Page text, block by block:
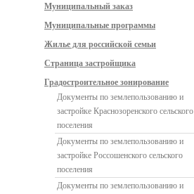
Муниципальный заказ
Муниципальные программы
Жилье для российской семьи
Страница застройщика
Градостроительное зонирование
Документы по землепользованию и
застройке Краснозоренского сельского
поселения
Документы по землепользованию и
застройке Россошенского сельского
поселения
Документы по землепользованию и